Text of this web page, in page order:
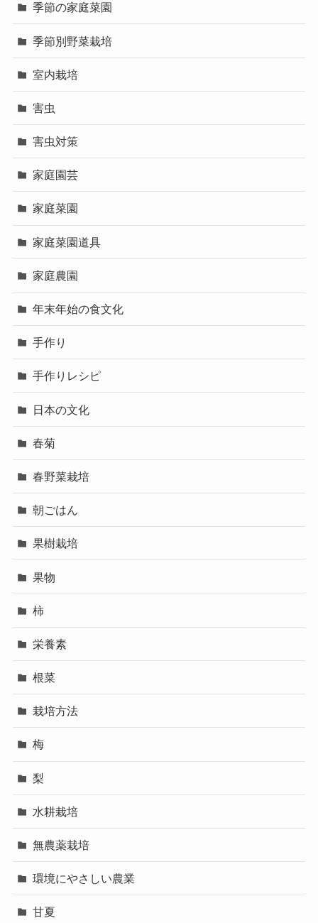
季節の家庭菜園
季節別野菜栽培
室内栽培
害虫
害虫対策
家庭園芸
家庭菜園
家庭菜園道具
家庭農園
年末年始の食文化
手作り
手作りレシピ
日本の文化
春菊
春野菜栽培
朝ごはん
果樹栽培
果物
柿
栄養素
根菜
栽培方法
梅
梨
水耕栽培
無農薬栽培
環境にやさしい農業
甘夏